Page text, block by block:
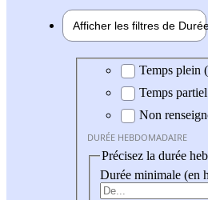
Afficher les filtres de
Durée hebdomadaire
Temps plein
Temps partiel
Non
DURÉE HEBDOMADAIRE
Précisez la durée
Durée minimale (en